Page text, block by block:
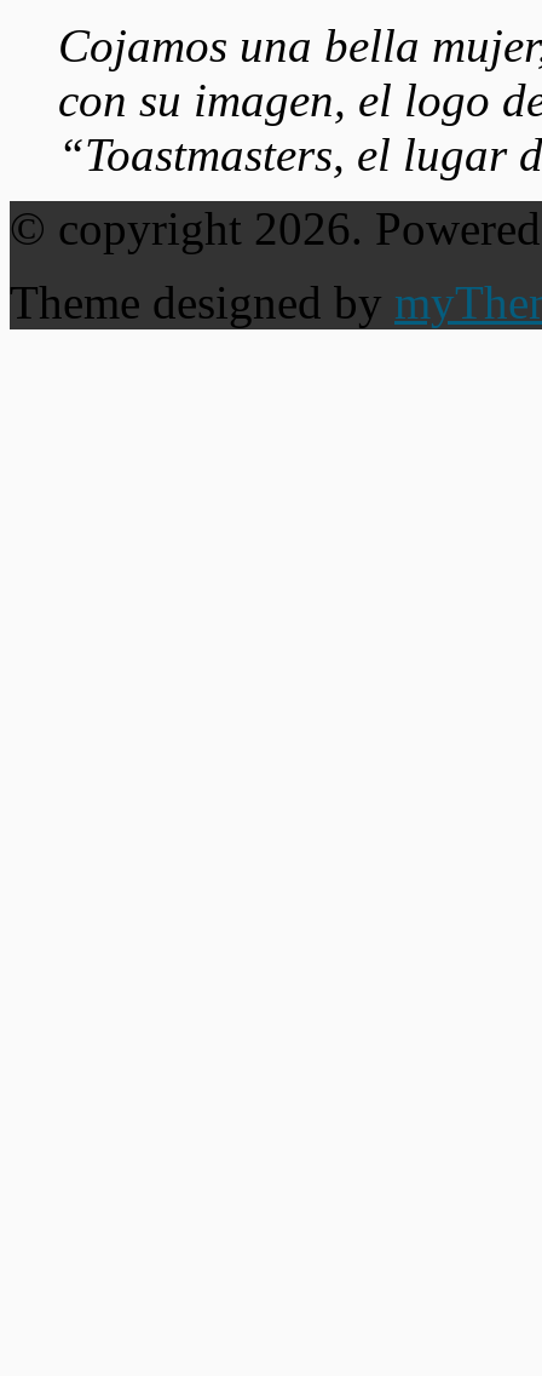
Cojamos una bella
con su imagen, el logo
“Toastmasters, el lugar
© copyright 2026.
Theme designed by